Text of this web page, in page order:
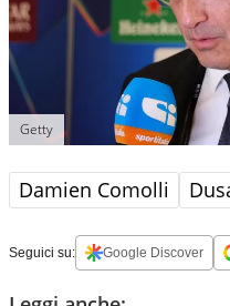
Getty
Damien Comolli
Seguici su: Google Discover